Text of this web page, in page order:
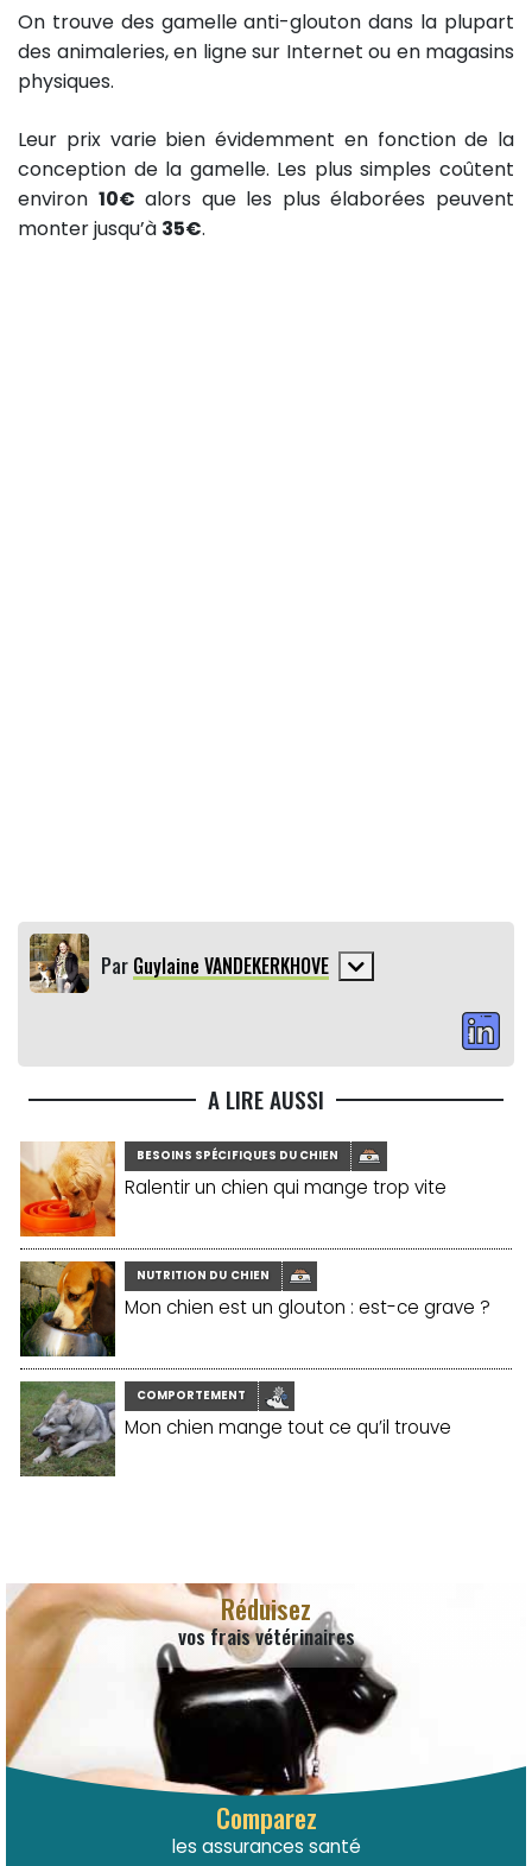
On trouve des gamelle anti-glouton dans la plupart
des animaleries, en ligne sur Internet ou en magasins
physiques.
Leur prix varie bien évidemment en fonction de la
conception de la gamelle. Les plus simples coûtent
environ 10€ alors que les plus élaborées peuvent
monter jusqu’à 35€.
Par Guylaine VANDEKERKHOVE
A LIRE AUSSI
BESOINS SPÉCIFIQUES DU CHIEN
Ralentir un chien qui mange trop vite
NUTRITION DU CHIEN
Mon chien est un glouton : est-ce grave ?
COMPORTEMENT
Mon chien mange tout ce qu’il trouve
Réduisez
vos frais vétérinaires
Comparez
les assurances santé